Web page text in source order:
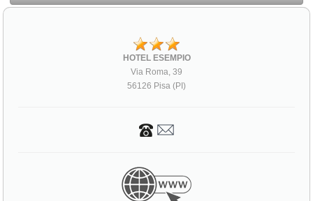
HOTEL ESEMPIO
Via Roma, 39
56126 Pisa (PI)